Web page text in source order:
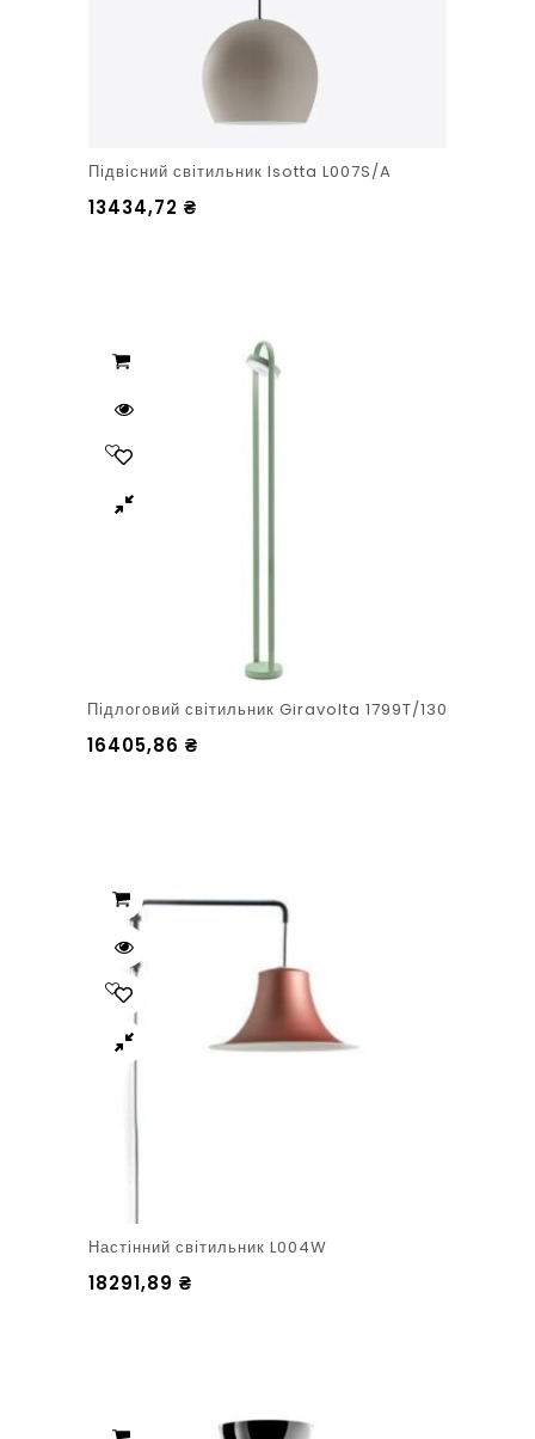
Підвісний світильник Isotta L007S/A
13434,72 ₴
Підлоговий світильник Giravolta 1799T/130
16405,86 ₴
Настінний світильник L004W
18291,89 ₴